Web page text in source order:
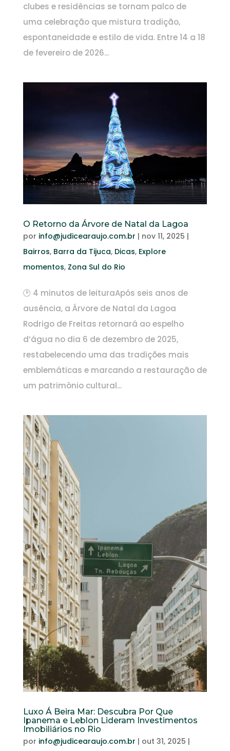
clubes e residências se tornam palco de
uma celebração que mistura tradição,
espontaneidade e estilo de vida. Entre 14 a 18
de fevereiro de 2026...
O Retorno da Árvore de Natal da Lagoa
por info@judicearaujo.com.br | nov 11, 2025 |
Bairros, Barra da Tijuca, Dicas, Explore
momentos, Zona Sul do Rio
🕑 4 minutos de leituraApós seis anos de
ausência, a Árvore de Natal da Lagoa
Rodrigo de Freitas retornará ao espelho
d’água no dia 6 de dezembro de 2025,
restabelecendo uma das tradições mais
emblemáticas e marcando a restauração de
um patrimônio cultural...
Luxo Á Beira Mar: Descubra Por Que
Ipanema e Leblon Lideram Investimentos
Imobiliários no Rio
por info@judicearaujo.com.br | out 31, 2025 |